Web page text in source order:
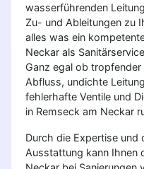
wasserführenden
Zu- und Ableitungen zu
alles was ein
Neckar als
Ganz egal ob
Abfluss, undichte
fehlerhafte Ventile und
in Remseck am Neckar
Durch die Expertise und
Ausstattung kann Ihnen